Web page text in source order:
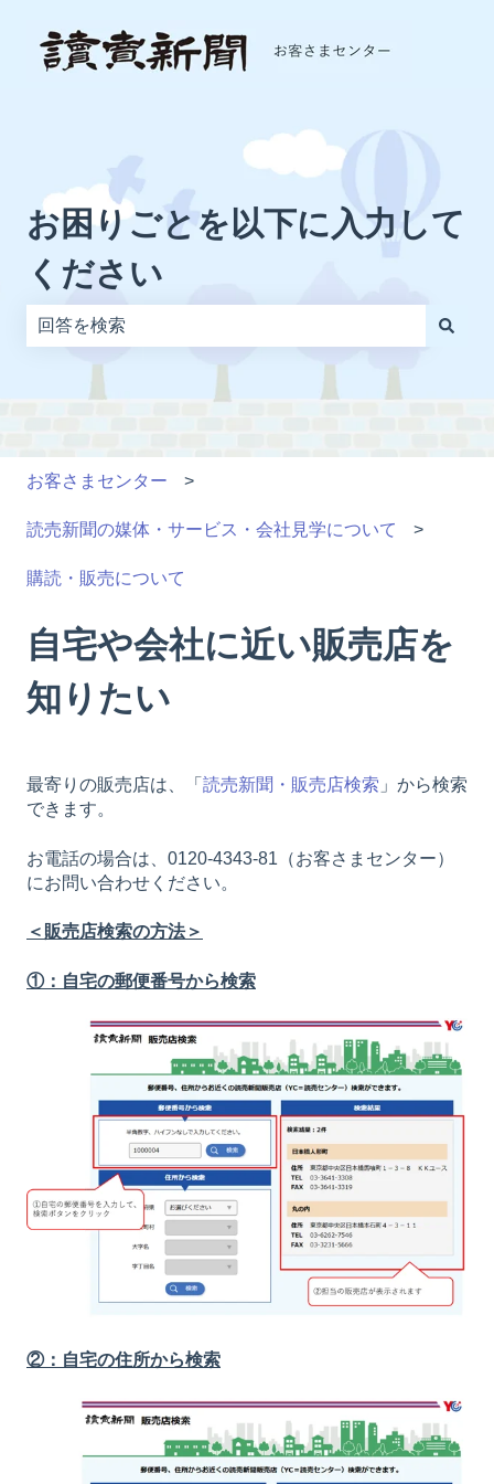
お困りごとを以下に入力して
ください
お客さまセンター
読売新聞の媒体・サービス・会社見学について
購読・販売について
自宅や会社に近い販売店を
知りたい
最寄りの販売店は、「 読売新聞・販売店検索 」から検索
できます。
お電話の場合は、0120-4343-81（お客さまセンター）
にお問い合わせください。
＜販売店検索の方法＞
①：自宅の郵便番号から検索
②：自宅の住所から検索